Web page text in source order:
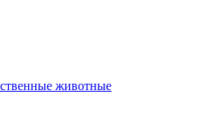
животные